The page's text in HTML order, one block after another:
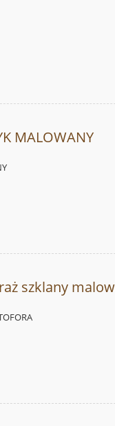
MALOWANY
szklany